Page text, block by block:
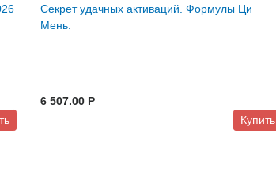
Секрет удачных активаций. Формулы Ци
Мень.
6 507.00 P
Купить